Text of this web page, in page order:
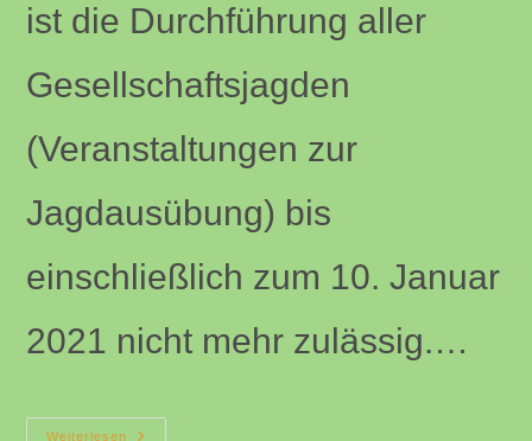
ist die Durchführung aller
Gesellschaftsjagden
(Veranstaltungen zur
Jagdausübung) bis
einschließlich zum 10. Januar
2021 nicht mehr zulässig.…
Weiterlesen